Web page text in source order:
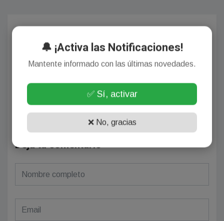
Se el primero en comentar este artículo.
Deja tu comentario
🔔 ¡Activa las Notificaciones!
Mantente informado con las últimas novedades.
✅ Sí, activar
❌ No, gracias